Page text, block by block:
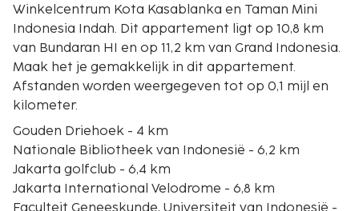
Winkelcentrum Kota Kasablanka en Taman Mini
Indonesia Indah. Dit appartement ligt op 10,8 km
van Bundaran HI en op 11,2 km van Grand Indonesia.
Maak het je gemakkelijk in dit appartement.
Afstanden worden weergegeven tot op 0,1 mijl en
kilometer.
Gouden Driehoek - 4 km
Nationale Bibliotheek van Indonesië - 6,2 km
Jakarta golfclub - 6,4 km
Jakarta International Velodrome - 6,8 km